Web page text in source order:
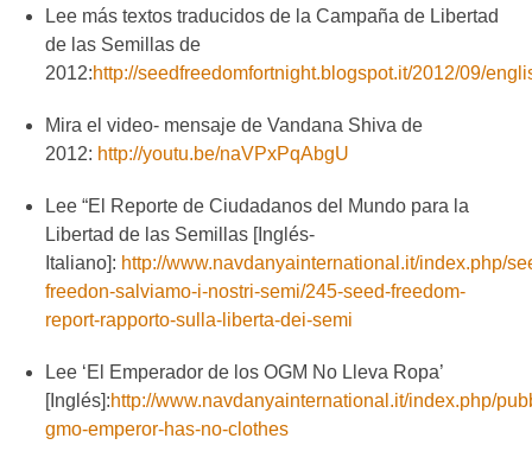
Lee más textos traducidos de la Campaña de Libertad
de las Semillas de
2012:http://seedfreedomfortnight.blogspot.it/2012/09/
Mira el video- mensaje de Vandana Shiva de
2012: http://youtu.be/naVPxPqAbgU
Lee “El Reporte de Ciudadanos del Mundo para la
Libertad de las Semillas [Inglés-
Italiano]: http://www.navdanyainternational.it/index.php/
freedon-salviamo-i-nostri-semi/245-seed-freedom-
report-rapporto-sulla-liberta-dei-semi
Lee ‘El Emperador de los OGM No Lleva Ropa’
[Inglés]:http://www.navdanyainternational.it/index.php/
gmo-emperor-has-no-clothes